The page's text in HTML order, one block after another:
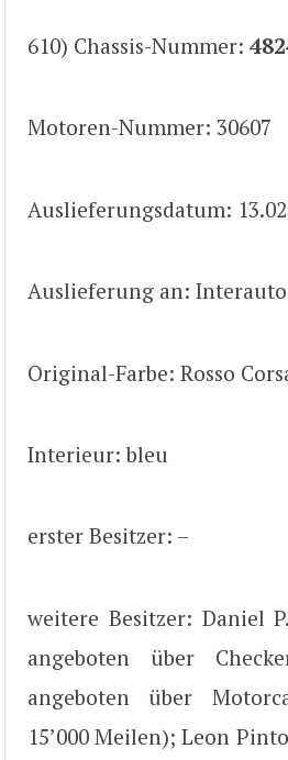
610) Chassis-Nummer:
Motoren-Nummer: 30607
Auslieferungsdatum:
Auslieferung an: Interauto
Original-Farbe: Rosso
Interieur: bleu
erster Besitzer: –
weitere Besitzer: Daniel
angeboten über
angeboten über
15’000 Meilen); Leon